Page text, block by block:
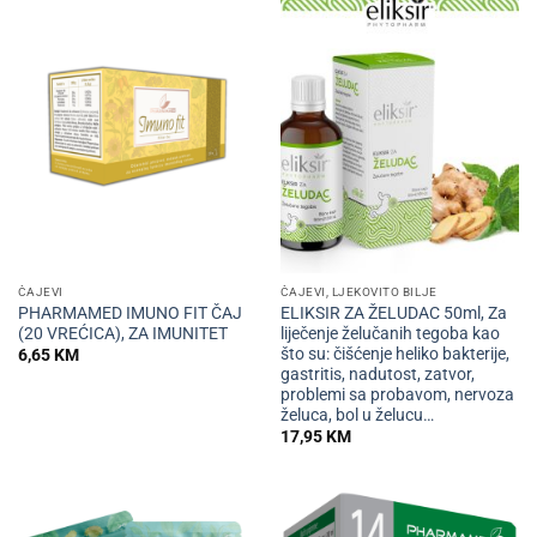
ČAJEVI
PHARMAMED IMUNO FIT ČAJ
(20 VREĆICA), ZA IMUNITET
6,65KM
ČAJEVI, LJEKOVITO BILJE
ELIKSIR ZA ŽELUDAC 50ml, Za
liječenje želučanih tegoba kao
što su: čišćenje heliko bakterije,
gastritis, nadutost, zatvor,
problemi sa probavom, nervoza
želuca, bol u želucu…
17,95KM